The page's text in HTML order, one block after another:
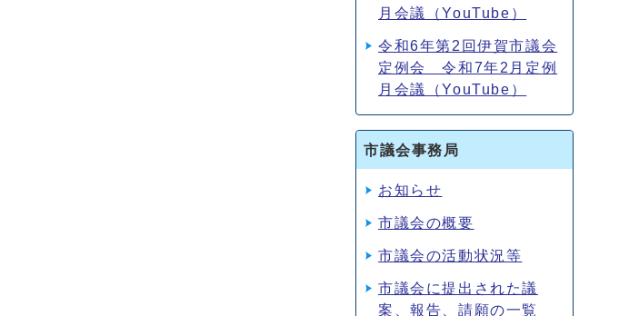
月会議（YouTube）
令和6年第2回伊賀市議会
定例会 令和7年2月定例
月会議（YouTube）
市議会事務局
お知らせ
市議会の概要
市議会の活動状況等
市議会に提出された議
案、報告、請願の一覧